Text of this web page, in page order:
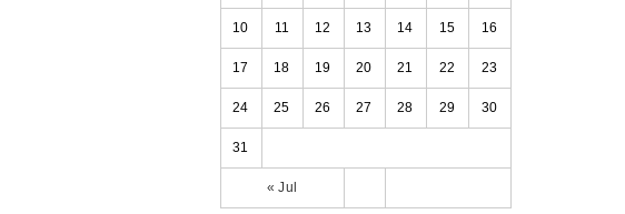
« Jul
10 11 12 13 14 15 16
17 18 19 20 21 22 23
24 25 26 27 28 29 30
31